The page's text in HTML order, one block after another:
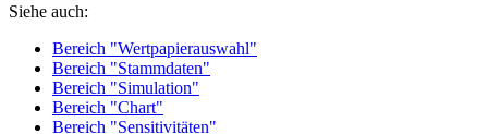
Siehe auch:
Bereich "Wertpapierauswahl"
Bereich "Stammdaten"
Bereich "Simulation"
Bereich "Chart"
Bereich "Sensitivitäten"